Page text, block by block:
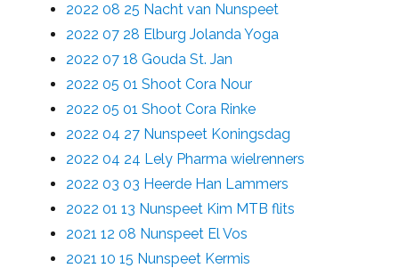
2022 08 25 Nacht van Nunspeet
2022 07 28 Elburg Jolanda Yoga
2022 07 18 Gouda St. Jan
2022 05 01 Shoot Cora Nour
2022 05 01 Shoot Cora Rinke
2022 04 27 Nunspeet Koningsdag
2022 04 24 Lely Pharma wielrenners
2022 03 03 Heerde Han Lammers
2022 01 13 Nunspeet Kim MTB flits
2021 12 08 Nunspeet El Vos
2021 10 15 Nunspeet Kermis